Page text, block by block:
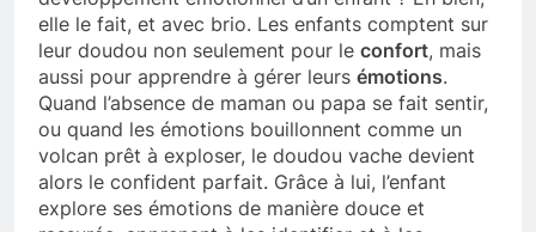
elle le fait, et avec brio. Les enfants comptent sur
leur doudou non seulement pour le confort, mais
aussi pour apprendre à gérer leurs émotions.
Quand l’absence de maman ou papa se fait sentir,
ou quand les émotions bouillonnent comme un
volcan prêt à exploser, le doudou vache devient
alors le confident parfait. Grâce à lui, l’enfant
explore ses émotions de manière douce et